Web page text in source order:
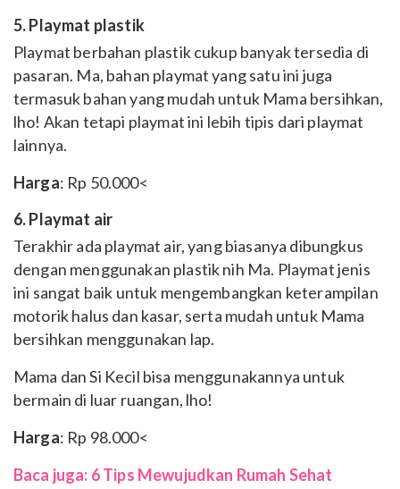
5. Playmat plastik
Playmat berbahan plastik cukup banyak tersedia di
pasaran. Ma, bahan playmat yang satu ini juga
termasuk bahan yang mudah untuk Mama bersihkan,
lho! Akan tetapi playmat ini lebih tipis dari playmat
lainnya.
Harga: Rp 50.000<
6. Playmat air
Terakhir ada playmat air, yang biasanya dibungkus
dengan menggunakan plastik nih Ma. Playmat jenis
ini sangat baik untuk mengembangkan keterampilan
motorik halus dan kasar, serta mudah untuk Mama
bersihkan menggunakan lap.
Mama dan Si Kecil bisa menggunakannya untuk
bermain di luar ruangan, lho!
Harga: Rp 98.000<
Baca juga: 6 Tips Mewujudkan Rumah Sehat